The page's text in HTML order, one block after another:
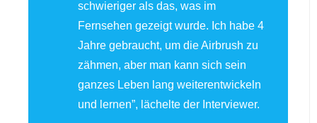
schwieriger als das, was im
Fernsehen gezeigt wurde. Ich habe 4
Jahre gebraucht, um die Airbrush zu
zähmen, aber man kann sich sein
ganzes Leben lang weiterentwickeln
und lernen”, lächelte der Interviewer.